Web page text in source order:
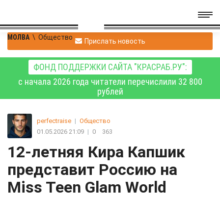
МОЛВА \ Общество Прислать новость
ФОНД ПОДДЕРЖКИ САЙТА "КРАСРАБ.РУ":
с начала 2026 года читатели перечислили 32 800
рублей
perfectraise | Общество
01.05.2026 21:09 | 0 363
12-летняя Кира Капшик
представит Россию на
Miss Teen Glam World